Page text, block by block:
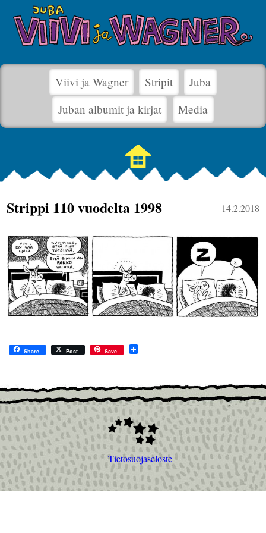
Viivi ja Wagner Stripit
Juba
Juban albumit ja kirjat
Media
14.2.2018
Strippi 110 vuodelta 1998
Share Post Save
Tietosuojaseloste